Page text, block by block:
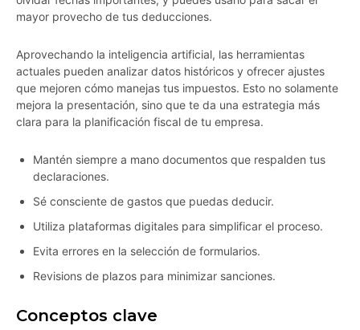
mayor provecho de tus deducciones.
Aprovechando la inteligencia artificial, las herramientas
actuales pueden analizar datos históricos y ofrecer ajustes
que mejoren cómo manejas tus impuestos. Esto no solamente
mejora la presentación, sino que te da una estrategia más
clara para la planificación fiscal de tu empresa.
Mantén siempre a mano documentos que respalden tus
declaraciones.
Sé consciente de gastos que puedas deducir.
Utiliza plataformas digitales para simplificar el proceso.
Evita errores en la selección de formularios.
Revisions de plazos para minimizar sanciones.
Conceptos clave